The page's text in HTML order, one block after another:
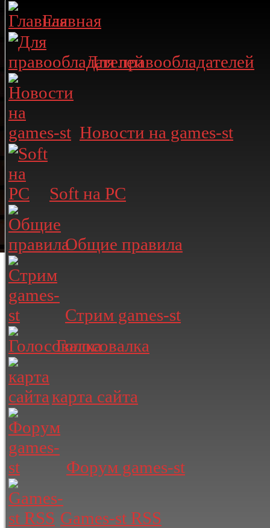
Главная
Для правообладателей
Новости на games-st
Soft на PC
Общие правила
Стрим games-st
Голосовалка
карта сайта
Форум games-st
Games-st RSS